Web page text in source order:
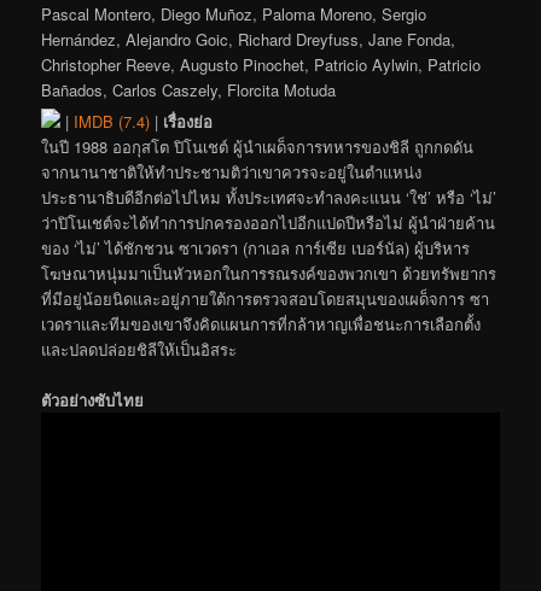
Pascal Montero, Diego Muñoz, Paloma Moreno, Sergio
Hernández, Alejandro Goic, Richard Dreyfuss, Jane Fonda,
Christopher Reeve, Augusto Pinochet, Patricio Aylwin, Patricio
Bañados, Carlos Caszely, Florcita Motuda
| IMDB (7.4) | เรื่องย่อ
ในปี 1988 ออกุสโต ปิโนเชต์ ผู้นำเผด็จการทหารของชิลี ถูกกดดัน
จากนานาชาติให้ทำประชามติว่าเขาควรจะอยู่ในตำแหน่ง
ประธานาธิบดีอีกต่อไปไหม ทั้งประเทศจะทำลงคะแนน ‘ใช่’ หรือ ‘ไม่’
ว่าปิโนเชต์จะได้ทำการปกครองออกไปอีกแปดปีหรือไม่ ผู้นำฝ่ายค้าน
ของ ‘ไม่’ ได้ชักชวน ซาเวดรา (กาเอล การ์เซีย เบอร์นัล) ผู้บริหาร
โฆษณาหนุ่มมาเป็นหัวหอกในการรณรงค์ของพวกเขา ด้วยทรัพยากร
ที่มีอยู่น้อยนิดและอยู่ภายใต้การตรวจสอบโดยสมุนของเผด็จการ ซา
เวดราและทีมของเขาจึงคิดแผนการที่กล้าหาญเพื่อชนะการเลือกตั้ง
และปลดปล่อยชิลีให้เป็นอิสระ
ตัวอย่างซับไทย